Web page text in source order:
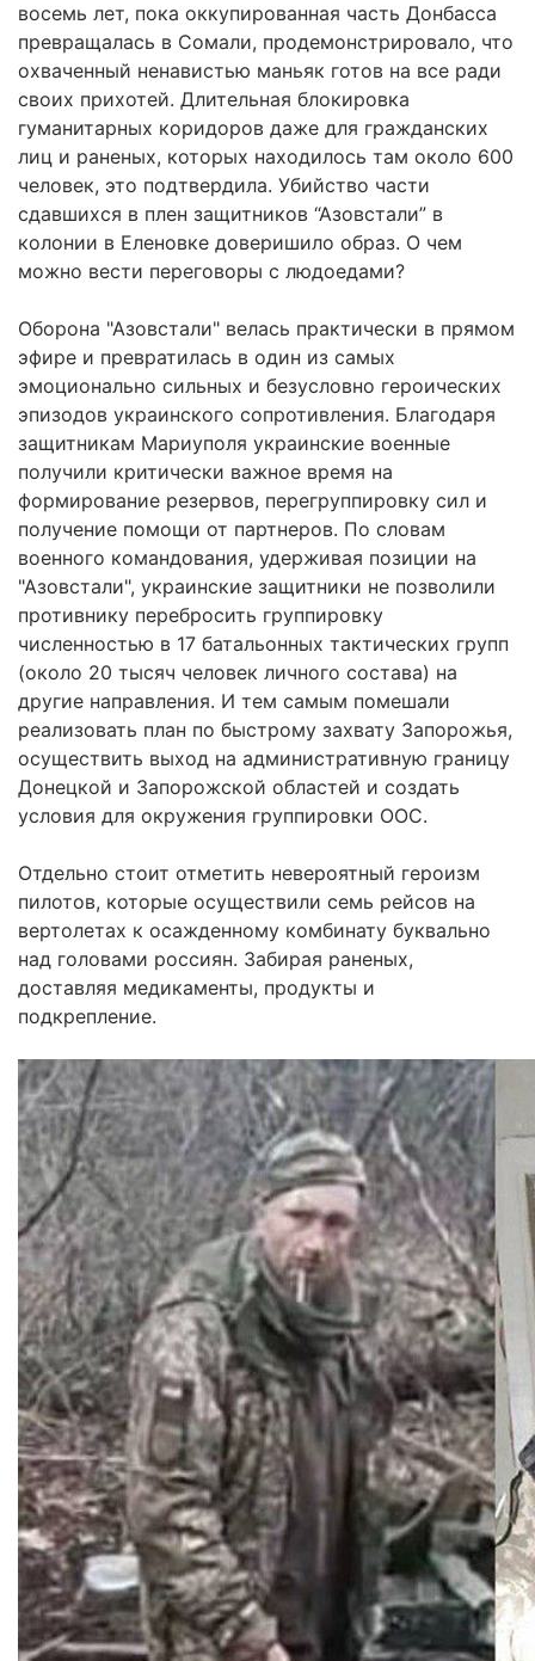
восемь лет, пока оккупированная часть Донбасса
превращалась в Сомали, продемонстрировало, что
охваченный ненавистью маньяк готов на все ради
своих прихотей. Длительная блокировка
гуманитарных коридоров даже для гражданских
лиц и раненых, которых находилось там около 600
человек, это подтвердила. Убийство части
сдавшихся в плен защитников “Азовстали” в
колонии в Еленовке доверишило образ. О чем
можно вести переговоры с людоедами?
Оборона "Азовстали" велась практически в прямом
эфире и превратилась в один из самых
эмоционально сильных и безусловно героических
эпизодов украинского сопротивления. Благодаря
защитникам Мариуполя украинские военные
получили критически важное время на
формирование резервов, перегруппировку сил и
получение помощи от партнеров. По словам
военного командования, удерживая позиции на
"Азовстали", украинские защитники не позволили
противнику перебросить группировку
численностью в 17 батальонных тактических групп
(около 20 тысяч человек личного состава) на
другие направления. И тем самым помешали
реализовать план по быстрому захвату Запорожья,
осуществить выход на административную границу
Донецкой и Запорожской областей и создать
условия для окружения группировки ООС.
Отдельно стоит отметить невероятный героизм
пилотов, которые осуществили семь рейсов на
вертолетах к осажденному комбинату буквально
над головами россиян. Забирая раненых,
доставляя медикаменты, продукты и
подкрепление.